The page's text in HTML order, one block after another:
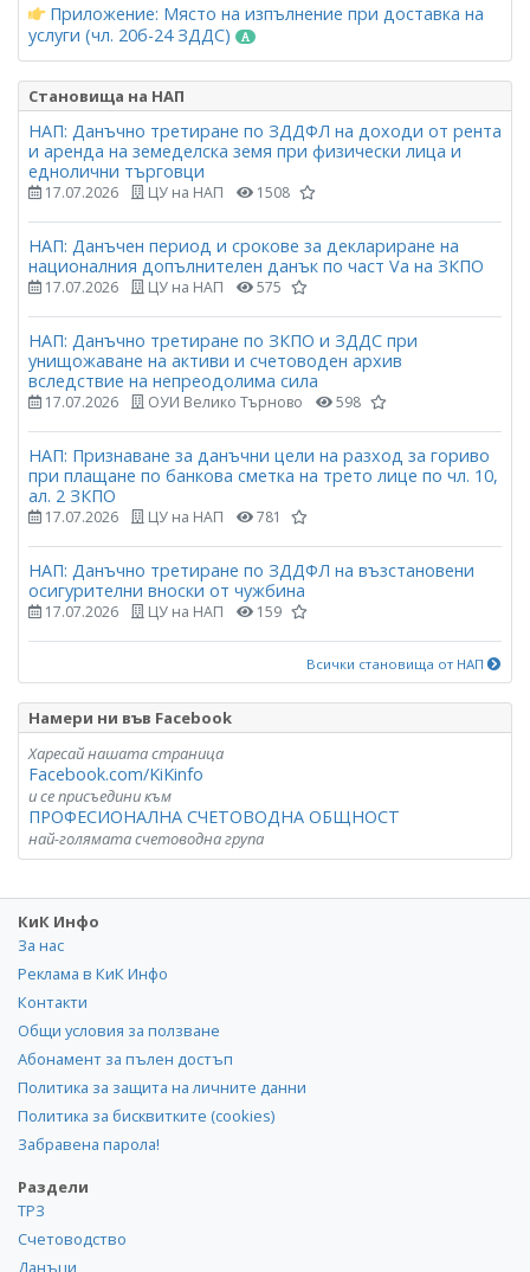
Приложение: Място на изпълнение при доставка на
услуги (чл. 20б-24 ЗДДС)
Становища на НАП
НАП: Данъчно третиране по ЗДДФЛ на доходи от рента
и аренда на земеделска земя при физически лица и
еднолични търговци
17.07.2026 ЦУ на НАП 1508
НАП: Данъчен период и срокове за деклариране на
националния допълнителен данък по част Vа на ЗКПО
17.07.2026 ЦУ на НАП 575
НАП: Данъчно третиране по ЗКПО и ЗДДС при
унищожаване на активи и счетоводен архив
вследствие на непреодолима сила
17.07.2026 ОУИ Велико Търново 598
НАП: Признаване за данъчни цели на разход за гориво
при плащане по банкова сметка на трето лице по чл. 10,
ал. 2 ЗКПО
17.07.2026 ЦУ на НАП 781
НАП: Данъчно третиране по ЗДДФЛ на възстановени
осигурителни вноски от чужбина
17.07.2026 ЦУ на НАП 159
Всички становища от НАП
Намери ни във Facebook
Харесай нашата страница
Facebook.com/KiKinfo
и се присъедини към
ПРОФЕСИОНАЛНА СЧЕТОВОДНА ОБЩНОСТ
най-голямата счетоводна група
КиК Инфо
За нас
Реклама в КиК Инфо
Контакти
Общи условия за ползване
Абонамент за пълен достъп
Политика за защита на личните данни
Политика за бисквитките (cookies)
Забравена парола!
Раздели
ТРЗ
Счетоводство
Данъци